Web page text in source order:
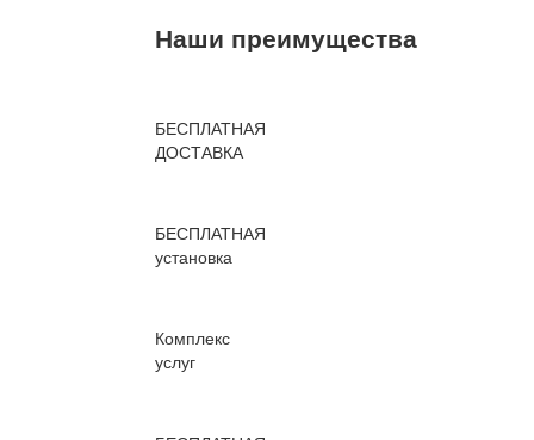
Наши преимущества
БЕСПЛАТНАЯ
ДОСТАВКА
БЕСПЛАТНАЯ
установка
Комплекс
услуг